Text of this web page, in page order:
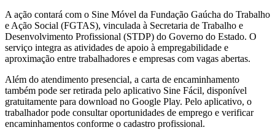
A ação contará com o Sine Móvel da Fundação Gaúcha do Trabalho
e Ação Social (FGTAS), vinculada à Secretaria de Trabalho e
Desenvolvimento Profissional (STDP) do Governo do Estado. O
serviço integra as atividades de apoio à empregabilidade e
aproximação entre trabalhadores e empresas com vagas abertas.
Além do atendimento presencial, a carta de encaminhamento
também pode ser retirada pelo aplicativo Sine Fácil, disponível
gratuitamente para download no Google Play. Pelo aplicativo, o
trabalhador pode consultar oportunidades de emprego e verificar
encaminhamentos conforme o cadastro profissional.